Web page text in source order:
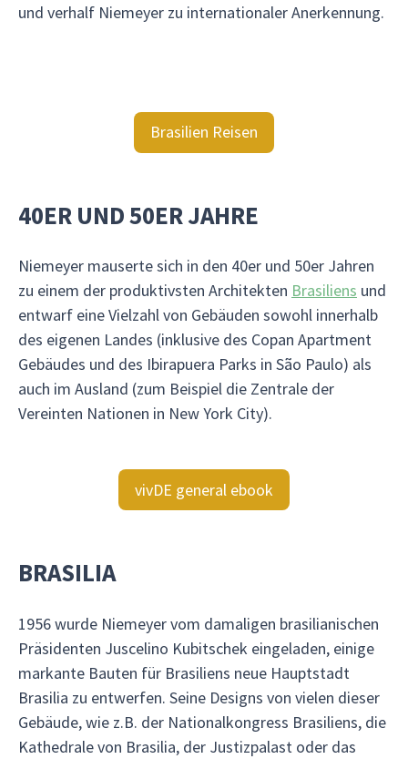
und verhalf Niemeyer zu internationaler Anerkennung.
Brasilien Reisen
40ER UND 50ER JAHRE
Niemeyer mauserte sich in den 40er und 50er Jahren
zu einem der produktivsten Architekten Brasiliens und
entwarf eine Vielzahl von Gebäuden sowohl innerhalb
des eigenen Landes (inklusive des Copan Apartment
Gebäudes und des Ibirapuera Parks in São Paulo) als
auch im Ausland (zum Beispiel die Zentrale der
Vereinten Nationen in New York City).
vivDE general ebook
BRASILIA
1956 wurde Niemeyer vom damaligen brasilianischen
Präsidenten Juscelino Kubitschek eingeladen, einige
markante Bauten für Brasiliens neue Hauptstadt
Brasilia zu entwerfen. Seine Designs von vielen dieser
Gebäude, wie z.B. der Nationalkongress Brasiliens, die
Kathedrale von Brasilia, der Justizpalast oder das